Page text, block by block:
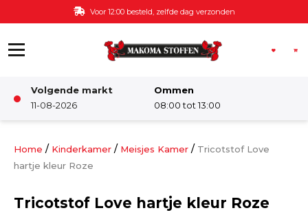
Ga naar de inhoud Voor 12:00 besteld, zelfde dag verzonden
Volgende markt
11-08-2026
Ommen
08:00 tot 13:00
Damesstoffen
Home / Kinderkamer / Meisjes Kamer / Tricotstof Love
hartje kleur Roze
Tricotstof Love hartje kleur Roze